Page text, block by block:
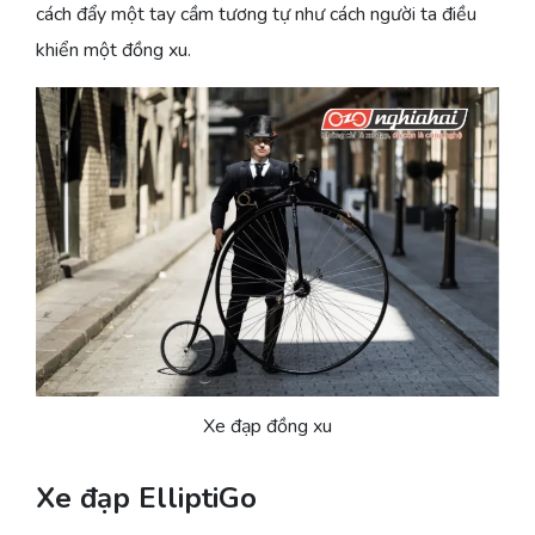
cách đẩy một tay cầm tương tự như cách người ta điều
khiển một đồng xu.
Xe đạp đồng xu
Xe đạp ElliptiGo